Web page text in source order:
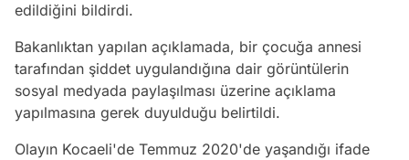
edildiğini bildirdi.
Bakanlıktan yapılan açıklamada, bir çocuğa annesi
tarafından şiddet uygulandığına dair görüntülerin
sosyal medyada paylaşılması üzerine açıklama
yapılmasına gerek duyulduğu belirtildi.
Olayın Kocaeli'de Temmuz 2020'de yaşandığı ifade